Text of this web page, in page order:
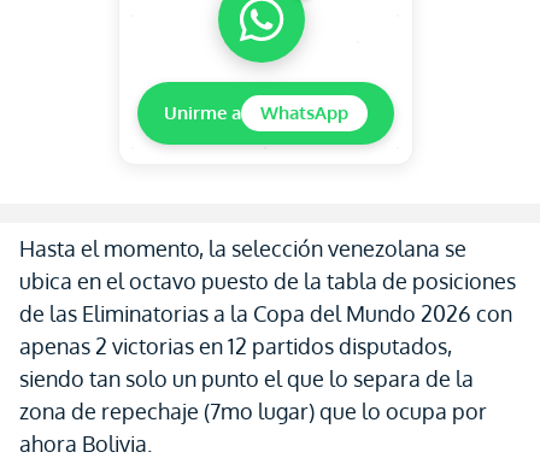
Unirme a WhatsApp
Hasta el momento, la selección venezolana se
ubica en el octavo puesto de la tabla de posiciones
de las Eliminatorias a la Copa del Mundo 2026 con
apenas 2 victorias en 12 partidos disputados,
siendo tan solo un punto el que lo separa de la
zona de repechaje (7mo lugar) que lo ocupa por
ahora Bolivia.